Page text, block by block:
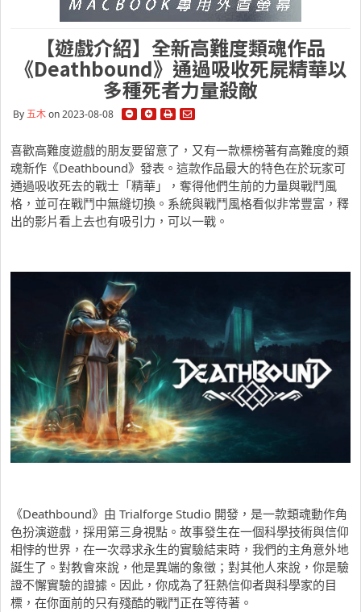
【遊戲介紹】全新高難度類魂作品
《Deathbound》通過吸收死屍精華以
多種死者力量殺敵
By五木on 2023-08-08
喜歡高難度遊戲的朋友要留意了，又有一款標榜著有高難度的類
魂新作《Deathbound》發表。這款作品最大的特色在於玩家可
通過吸收死去的戰士「精華」，奪得他們生前的力量與戰鬥風
格，並可在戰鬥中無縫切換。系統與戰鬥風格看似非常豐富，釋
出的影片看上去也有吸引力，可以一戰。
《Deathbound》由 Trialforge Studio 開發，是一款類魂動作角
色扮演遊戲，採用第三身視點。故事發生在一個科學技術與信仰
相悖的世界，在一次尋求永生的實驗結束時，我們的主角意外地
誕生了。對教會來說，他是異端的象徵；對其他人來說，你是驗
證不懈實驗的證據。因此，你成為了狂熱信仰者與科學家的目
標，在你面前的只有殘酷的戰鬥正在等待著。